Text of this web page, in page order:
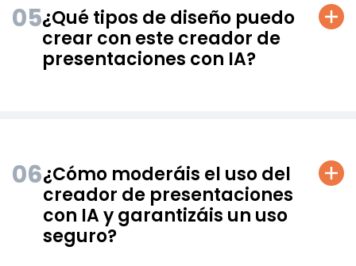
05¿Qué tipos de diseño puedo
crear con este creador de
presentaciones con IA?
06¿Cómo moderáis el uso del
creador de presentaciones
con IA y garantizáis un uso
seguro?